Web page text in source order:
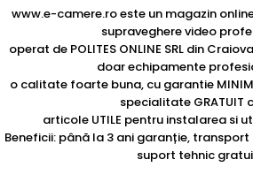
www.e-camere.ro este un magazin
supraveghere video
operat de POLITES ONLINE SRL din
doar echipamente
o calitate foarte buna, cu garantie
specialitate GRATUIT
articole UTILE pentru instalarea si
Beneficii: până la 3 ani garanție,
suport tehnic